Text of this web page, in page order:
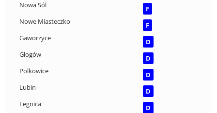
Nowa Sól
F
Nowe Miasteczko
F
Gaworzyce
D
Głogów
D
Polkowice
D
Lubin
D
Legnica
D